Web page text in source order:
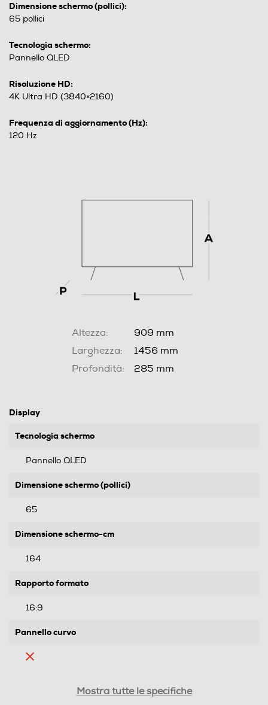
Dimensione schermo (pollici):
65 pollici
Tecnologia schermo:
Pannello QLED
Risoluzione HD:
4K Ultra HD (3840×2160)
Frequenza di aggiornamento (Hz):
120 Hz
Altezza:
909 mm
Larghezza:
1456 mm
Profondità:
285 mm
Display
Tecnologia schermo
Pannello QLED
Dimensione schermo (pollici)
65
Dimensione schermo-cm
164
Rapporto formato
16:9
Pannello curvo
Mostra tutte le specifiche